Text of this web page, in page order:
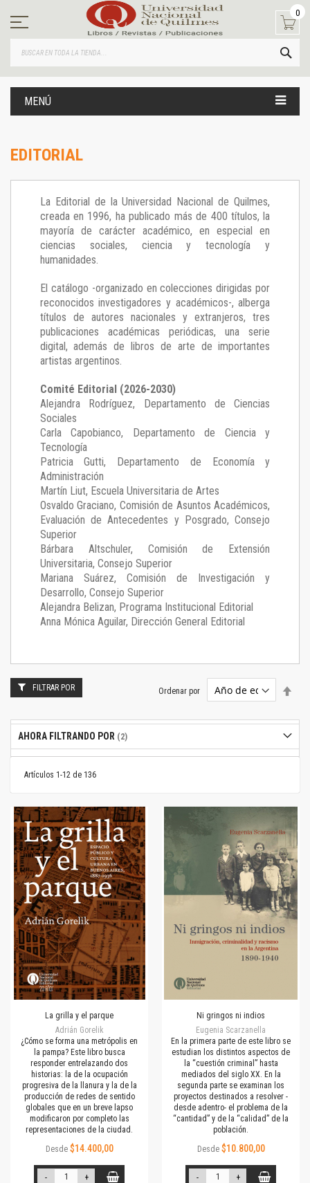
contenido
0
MENÚ
EDITORIAL
La Editorial de la Universidad Nacional de Quilmes,
creada en 1996, ha publicado más de 400 títulos, la
mayoría de carácter académico, en especial en
ciencias sociales, ciencia y tecnología y
humanidades.
El catálogo -organizado en colecciones dirigidas por
reconocidos investigadores y académicos-, alberga
títulos de autores nacionales y extranjeros, tres
publicaciones académicas periódicas, una serie
digital, además de libros de arte de importantes
artistas argentinos.
Comité Editorial (2026-2030)
Alejandra Rodríguez, Departamento de Ciencias
Sociales
Carla Capobianco, Departamento de Ciencia y
Tecnología
Patricia Gutti, Departamento de Economía y
Administración
Martín Liut, Escuela Universitaria de Artes
Osvaldo Graciano, Comisión de Asuntos Académicos,
Evaluación de Antecedentes y Posgrado, Consejo
Superior
Bárbara Altschuler, Comisión de Extensión
Universitaria, Consejo Superior
Mariana Suárez, Comisión de Investigación y
Desarrollo, Consejo Superior
Alejandra Belizan, Programa Institucional Editorial
Anna Mónica Aguilar, Dirección General Editorial
Artículos 1-12 de 136
Ordenar por
La grilla y el parque
Adrián Gorelik
¿Cómo se forma una metrópolis en
la pampa? Este libro busca
responder entrelazando dos
historias: la de la ocupación
progresiva de la llanura y la de la
producción de redes de sentido
globales que en un breve lapso
modificaron por completo las
representaciones de la ciudad.
Desde $14.400,00
- +
Ni gringos ni indios
Eugenia Scarzanella
En la primera parte de este libro se
estudian los distintos aspectos de
la “cuestión criminal” hasta
mediados del siglo XX. En la
segunda parte se examinan los
proyectos destinados a resolver -
desde adentro- el problema de la
“cantidad” y de la “calidad” de la
población.
Desde $10.800,00
- +
FILTRAR POR
AHORA FILTRANDO POR